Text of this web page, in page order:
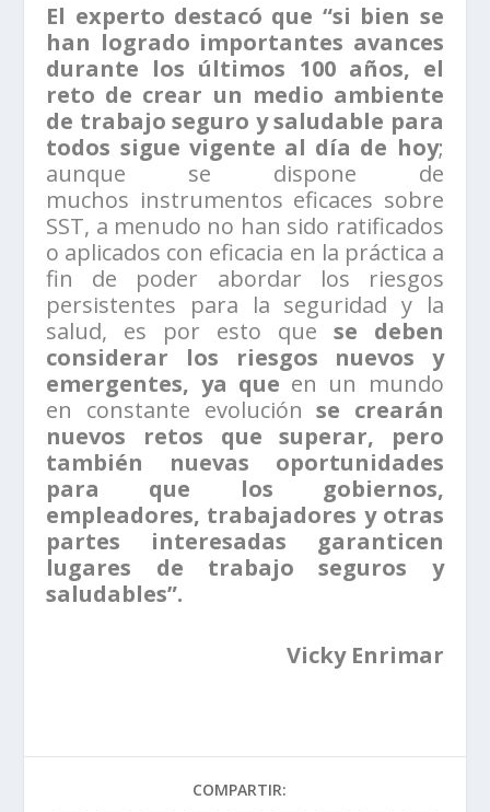
El experto destacó que “si bien se
han logrado importantes avances
durante los últimos 100 años, el
reto de crear un medio ambiente
de trabajo seguro y saludable para
todos sigue vigente al día de hoy;
aunque se dispone de
muchos instrumentos eficaces sobre
SST, a menudo no han sido ratificados
o aplicados con eficacia en la práctica a
fin de poder abordar los riesgos
persistentes para la seguridad y la
salud, es por esto que se deben
considerar los riesgos nuevos y
emergentes, ya que en un mundo
en constante evolución se crearán
nuevos retos que superar, pero
también nuevas oportunidades
para que los gobiernos,
empleadores, trabajadores y otras
partes interesadas garanticen
lugares de trabajo seguros y
saludables”.
Vicky Enrimar
COMPARTIR: